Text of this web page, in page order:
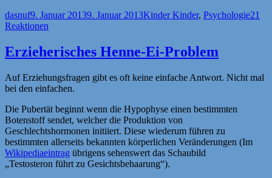
Autor
dasnufVeröffentlicht
am
9. Januar 20139. Januar 2013Kategorien
Kinder Kinder, Psychologie21
Reaktionen
Erzieherisches Henne-Ei-Problem
Auf Erziehungsfragen gibt es oft keine einfache Antwort. Nicht mal
bei den einfachen.
Die Pubertät beginnt wenn die Hypophyse einen bestimmten
Botenstoff sendet, welcher die Produktion von
Geschlechtshormonen initiiert. Diese wiederum führen zu
bestimmten allerseits bekannten körperlichen Veränderungen (Im
Wikipediaeintrag übrigens sehenswert das Schaubild
„Testosteron führt zu Gesichtsbehaarung“).